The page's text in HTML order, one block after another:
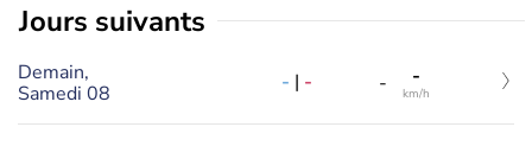
jours suivants
Demain,
Samedi 08
- | - - -
km/h